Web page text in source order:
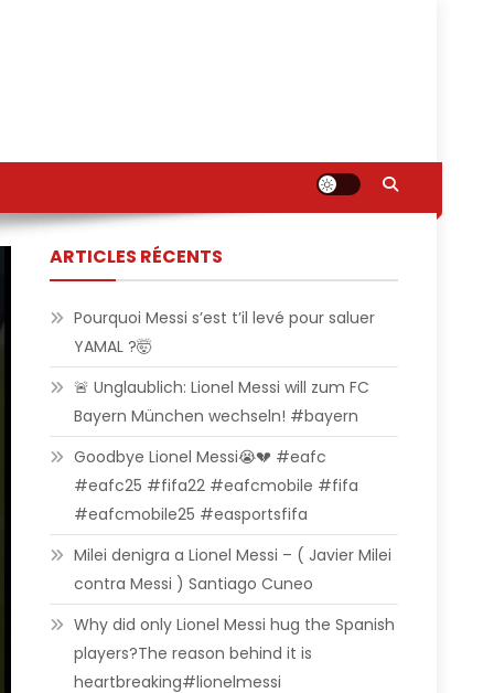
ARTICLES RÉCENTS
Pourquoi Messi s’est t’il levé pour saluer
YAMAL ?🤯
🚨 Unglaublich: Lionel Messi will zum FC
Bayern München wechseln! #bayern
Goodbye Lionel Messi😭💔 #eafc
#eafc25 #fifa22 #eafcmobile #fifa
#eafcmobile25 #easportsfifa
Milei denigra a Lionel Messi – ( Javier Milei
contra Messi ) Santiago Cuneo
Why did only Lionel Messi hug the Spanish
players?The reason behind it is
heartbreaking#lionelmessi